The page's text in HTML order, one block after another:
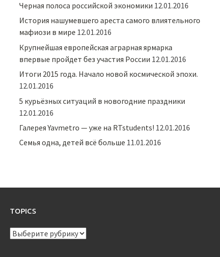
Черная полоса российской экономики 12.01.2016
История нашумевшего ареста самого влиятельного
мафиози в мире 12.01.2016
Крупнейшая европейская аграрная ярмарка
впервые пройдет без участия России 12.01.2016
Итоги 2015 года. Начало новой космической эпохи.
12.01.2016
5 курьёзных ситуаций в новогодние праздники
12.01.2016
Галерея Yavmetro — уже на RTstudents! 12.01.2016
Семья одна, детей всё больше 11.01.2016
TOPICS
TOPICS